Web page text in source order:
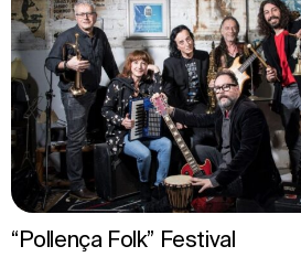
“Pollença Folk” Festival